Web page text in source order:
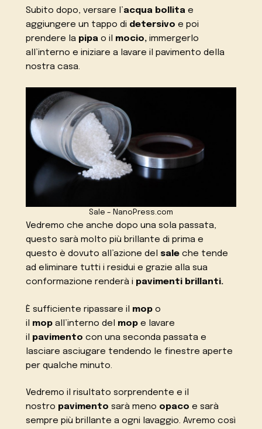
Subito dopo, versare l’acqua bollita e
aggiungere un tappo di detersivo e poi
prendere la pipa o il mocio, immergerlo
all’interno e iniziare a lavare il pavimento della
nostra casa.
Sale – NanoPress.com
Vedremo che anche dopo una sola passata,
questo sarà molto più brillante di prima e
questo è dovuto all’azione del sale che tende
ad eliminare tutti i residui e grazie alla sua
conformazione renderà i pavimenti brillanti.
È sufficiente ripassare il mop o
il mop all’interno del mop e lavare
il pavimento con una seconda passata e
lasciare asciugare tendendo le finestre aperte
per qualche minuto.
Vedremo il risultato sorprendente e il
nostro pavimento sarà meno opaco e sarà
sempre più brillante a ogni lavaggio. Avremo così